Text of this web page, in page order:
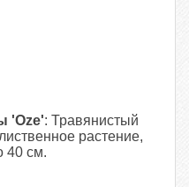
'Oze': Травянистый
растение,
40 см.